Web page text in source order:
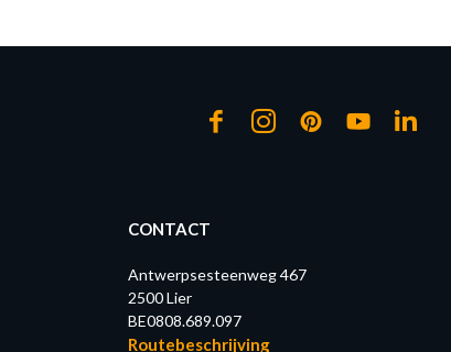
CONTACT
Antwerpsesteenweg 467
2500 Lier
BE0808.689.097
Routebeschrijving